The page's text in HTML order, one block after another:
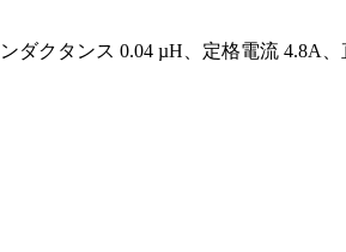
クタンス 0.04 µH、定格電流 4.8A、